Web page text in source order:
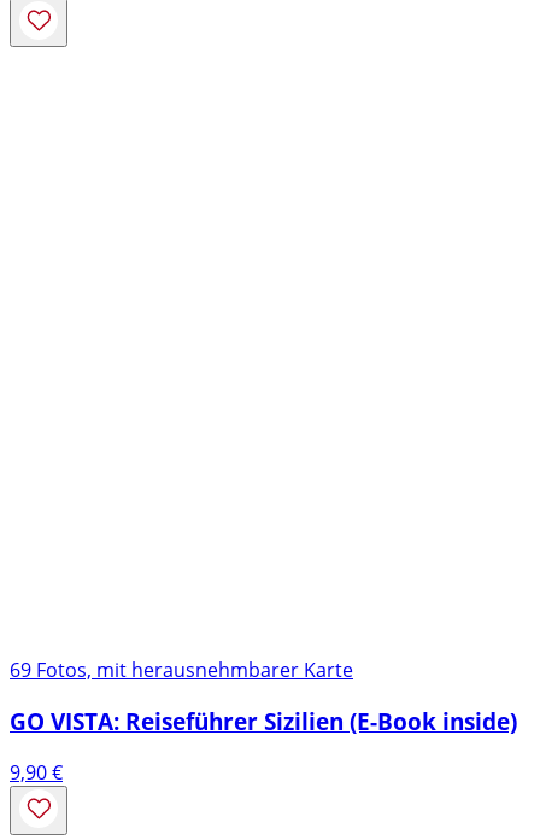
69 Fotos, mit herausnehmbarer Karte
GO VISTA: Reiseführer Sizilien (E-Book inside)
9,90€